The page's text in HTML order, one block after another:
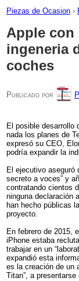
Piezas de Ocasion ›
Apple con
ingeneria
coches
Publicado por
El posible desarrollo
nada los planes de
expresó su CEO,
podría expandir la
El ejecutivo aseguró
secreto a voces” y
contratando cientos
ninguna declaración
han hecho públicas
proyecto.
En febrero de 2015,
iPhone estaba
trabajar en un
expandió esta
es la creación de un
Titan”, a presentarse